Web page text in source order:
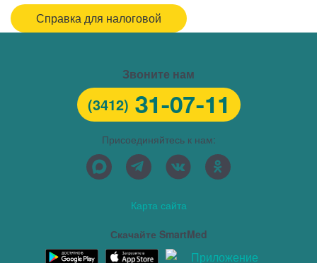
Справка для налоговой
Звоните нам
(3412) 31-07-11
Присоединяйтесь к нам:
Карта сайта
Скачайте SmartMed